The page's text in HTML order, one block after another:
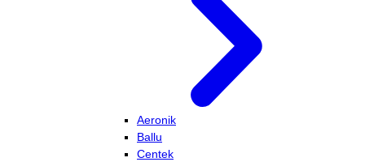
Aeronik
Ballu
Centek